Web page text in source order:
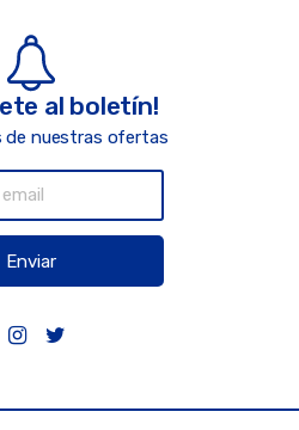
al boletín!
de nuestras ofertas
Enviar